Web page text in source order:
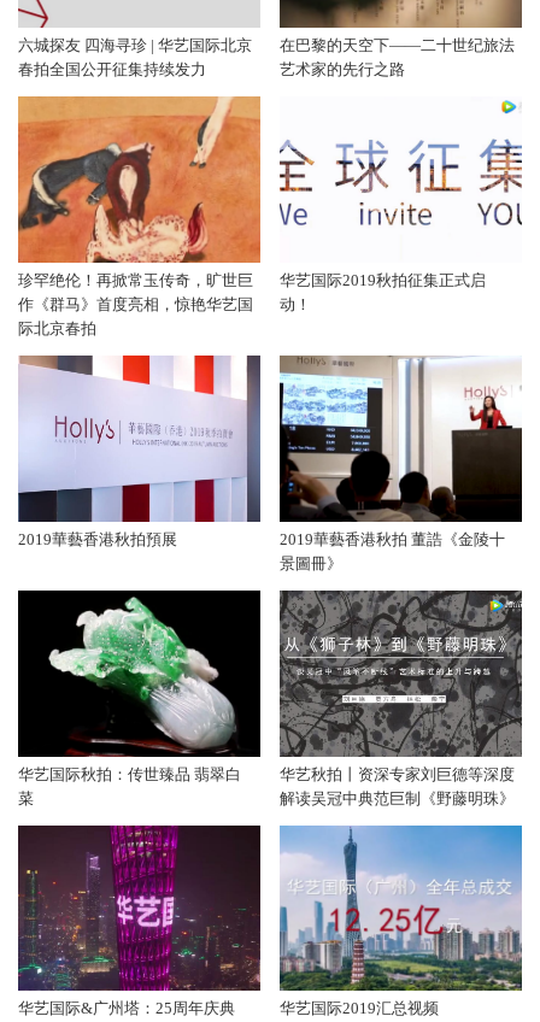
六城探友 四海寻珍 | 华艺国际北京
春拍全国公开征集持续发力
在巴黎的天空下——二十世纪旅法
艺术家的先行之路
珍罕绝伦！再掀常玉传奇，旷世巨
作《群马》首度亮相，惊艳华艺国
际北京春拍
华艺国际2019秋拍征集正式启
动！
2019華藝香港秋拍預展
2019華藝香港秋拍 董誥《金陵十
景圖冊》
华艺国际秋拍：传世臻品 翡翠白
菜
华艺秋拍丨资深专家刘巨德等深度
解读吴冠中典范巨制《野藤明珠》
华艺国际&广州塔：25周年庆典 华艺国际2019汇总视频